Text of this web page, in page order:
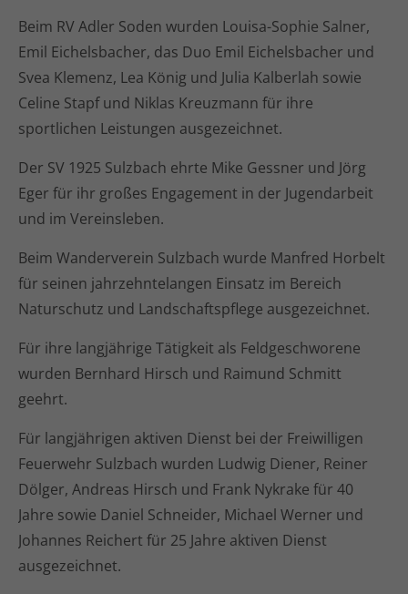
Beim RV Adler Soden wurden Louisa-Sophie Salner,
Emil Eichelsbacher, das Duo Emil Eichelsbacher und
Svea Klemenz, Lea König und Julia Kalberlah sowie
Celine Stapf und Niklas Kreuzmann für ihre
sportlichen Leistungen ausgezeichnet.
Der SV 1925 Sulzbach ehrte Mike Gessner und Jörg
Eger für ihr großes Engagement in der Jugendarbeit
und im Vereinsleben.
Beim Wanderverein Sulzbach wurde Manfred Horbelt
für seinen jahrzehntelangen Einsatz im Bereich
Naturschutz und Landschaftspflege ausgezeichnet.
Für ihre langjährige Tätigkeit als Feldgeschworene
wurden Bernhard Hirsch und Raimund Schmitt
geehrt.
Für langjährigen aktiven Dienst bei der Freiwilligen
Feuerwehr Sulzbach wurden Ludwig Diener, Reiner
Dölger, Andreas Hirsch und Frank Nykrake für 40
Jahre sowie Daniel Schneider, Michael Werner und
Johannes Reichert für 25 Jahre aktiven Dienst
ausgezeichnet.